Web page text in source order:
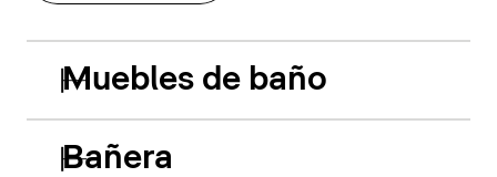
Muebles de baño
Bañera